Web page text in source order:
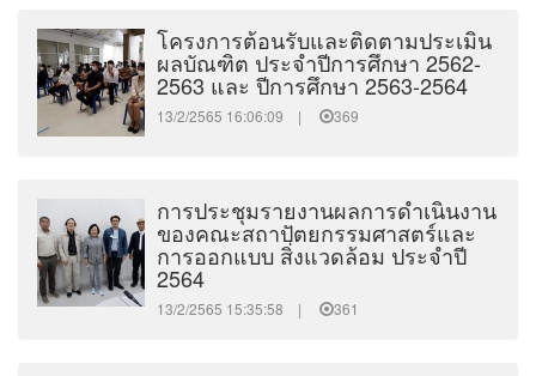
โครงการต้อนรับและติดตามประเมิน
ผลบัณฑิต ประจำปีการศึกษา 2562-
2563 และ ปีการศึกษา 2563-2564
13/2/2565 16:06:09 | 369
การประชุมรายงานผลการดำเนินงาน
ของคณะสถาปัตยกรรมศาสตร์และ
การออกแบบ สิ่งแวดล้อม ประจำปี
2564
13/2/2565 15:35:58 | 361